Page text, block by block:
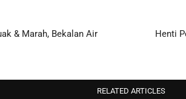
& Marah, Bekalan Air
Henti
RELATED ARTICLES